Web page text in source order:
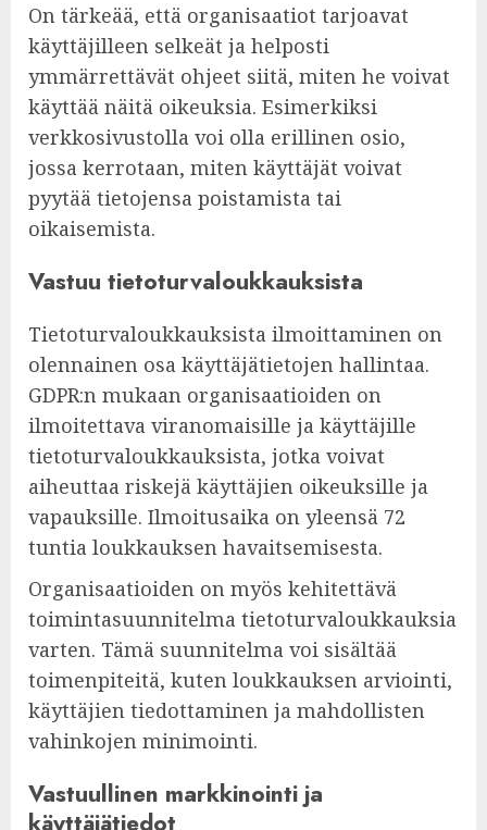
On tärkeää, että organisaatiot tarjoavat
käyttäjilleen selkeät ja helposti
ymmärrettävät ohjeet siitä, miten he voivat
käyttää näitä oikeuksia. Esimerkiksi
verkkosivustolla voi olla erillinen osio,
jossa kerrotaan, miten käyttäjät voivat
pyytää tietojensa poistamista tai
oikaisemista.
Vastuu tietoturvaloukkauksista
Tietoturvaloukkauksista ilmoittaminen on
olennainen osa käyttäjätietojen hallintaa.
GDPR:n mukaan organisaatioiden on
ilmoitettava viranomaisille ja käyttäjille
tietoturvaloukkauksista, jotka voivat
aiheuttaa riskejä käyttäjien oikeuksille ja
vapauksille. Ilmoitusaika on yleensä 72
tuntia loukkauksen havaitsemisesta.
Organisaatioiden on myös kehitettävä
toimintasuunnitelma tietoturvaloukkauksia
varten. Tämä suunnitelma voi sisältää
toimenpiteitä, kuten loukkauksen arviointi,
käyttäjien tiedottaminen ja mahdollisten
vahinkojen minimointi.
Vastuullinen markkinointi ja
käyttäjätiedot